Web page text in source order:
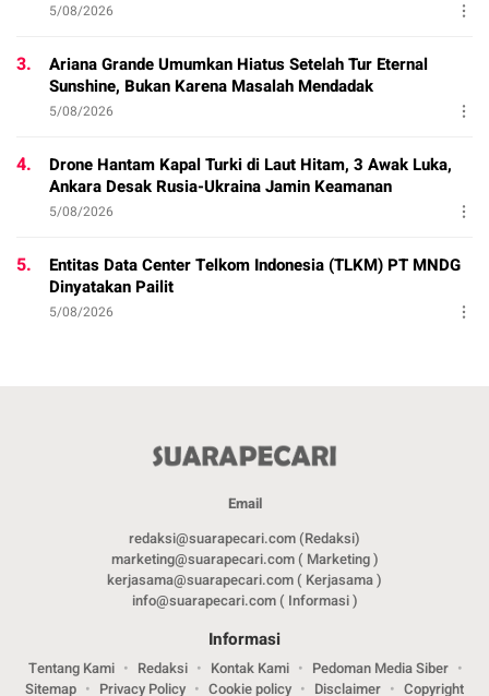
5/08/2026
3.
Ariana Grande Umumkan Hiatus Setelah Tur Eternal
Sunshine, Bukan Karena Masalah Mendadak
5/08/2026
4.
Drone Hantam Kapal Turki di Laut Hitam, 3 Awak Luka,
Ankara Desak Rusia-Ukraina Jamin Keamanan
5/08/2026
5.
Entitas Data Center Telkom Indonesia (TLKM) PT MNDG
Dinyatakan Pailit
5/08/2026
Email
redaksi@suarapecari.com (Redaksi)
marketing@suarapecari.com ( Marketing )
kerjasama@suarapecari.com ( Kerjasama )
info@suarapecari.com ( Informasi )
Informasi
Tentang Kami Redaksi Kontak Kami
Pedoman Media Siber
Sitemap
Privacy Policy Cookie policy Disclaimer Copyright